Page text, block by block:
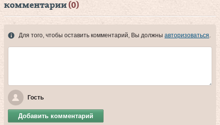
комментарии (0)
Для того, чтобы оставить комментарий, Вы должны авторизоваться.
Гость
Добавить комментарий